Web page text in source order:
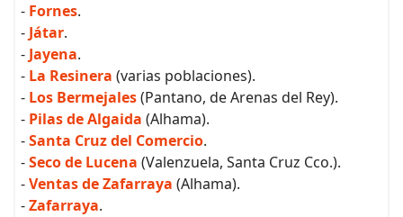
- Fornes.
- Játar.
- Jayena.
- La Resinera (varias poblaciones).
- Los Bermejales(Pantano, de Arenas del Rey).
- Pilas de Algaida (Alhama).
-Santa Cruz del Comercio.
-Seco de Lucena (Valenzuela, Santa Cruz Cco.).
-Ventas de Zafarraya (Alhama).
-Zafarraya.